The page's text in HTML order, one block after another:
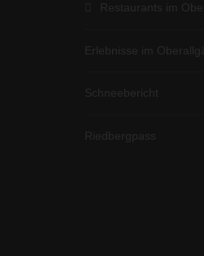
Restaurants im
Erlebnisse im
Schneebericht
Riedbergpass